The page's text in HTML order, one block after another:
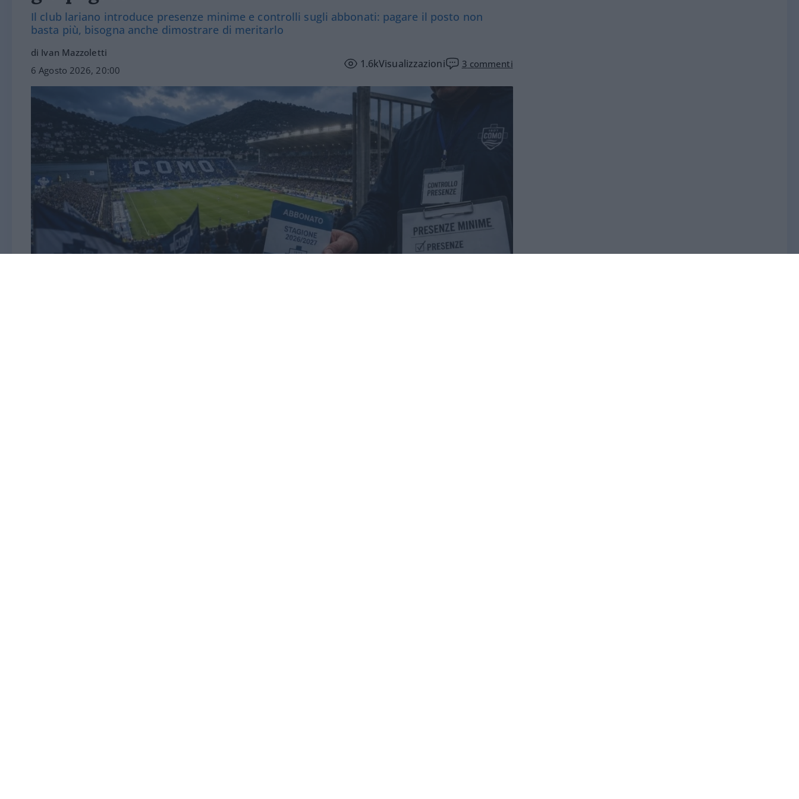
Il club lariano introduce presenze minime e controlli sugli abbonati: pagare il posto non
basta più, bisogna anche dimostrare di meritarlo
di Ivan Mazzoletti
6 Agosto 2026, 20:00
1.6kVisualizzazioni 3 commenti